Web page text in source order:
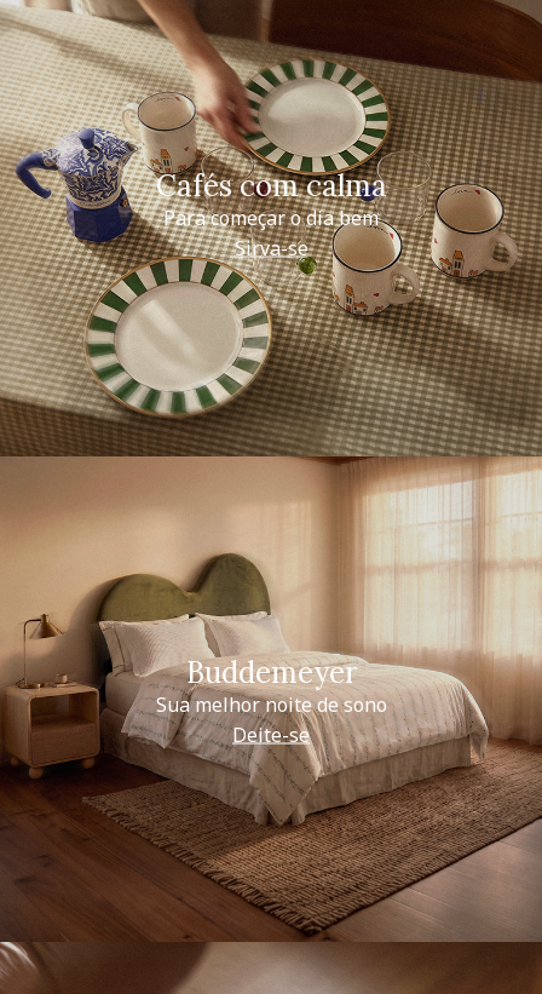
Cafés com calma
Para começar o dia bem
Sirva-se
Buddemeyer
Sua melhor noite de sono
Deite-se